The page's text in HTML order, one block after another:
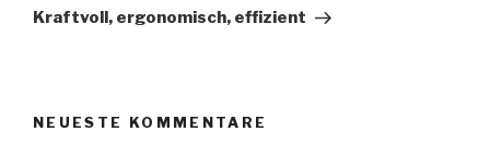
Beitrag
Kraftvoll, ergonomisch, effizient
NEUESTE KOMMENTARE